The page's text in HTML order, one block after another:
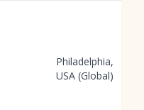
Philadelphia,
USA (Global)